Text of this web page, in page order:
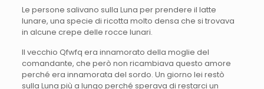
Le persone salivano sulla Luna per prendere il latte
lunare, una specie di ricotta molto densa che si trovava
in alcune crepe delle rocce lunari.
Il vecchio Qfwfq era innamorato della moglie del
comandante, che però non ricambiava questo amore
perché era innamorata del sordo. Un giorno lei restò
sulla Luna più a lungo perché sperava di restarci un